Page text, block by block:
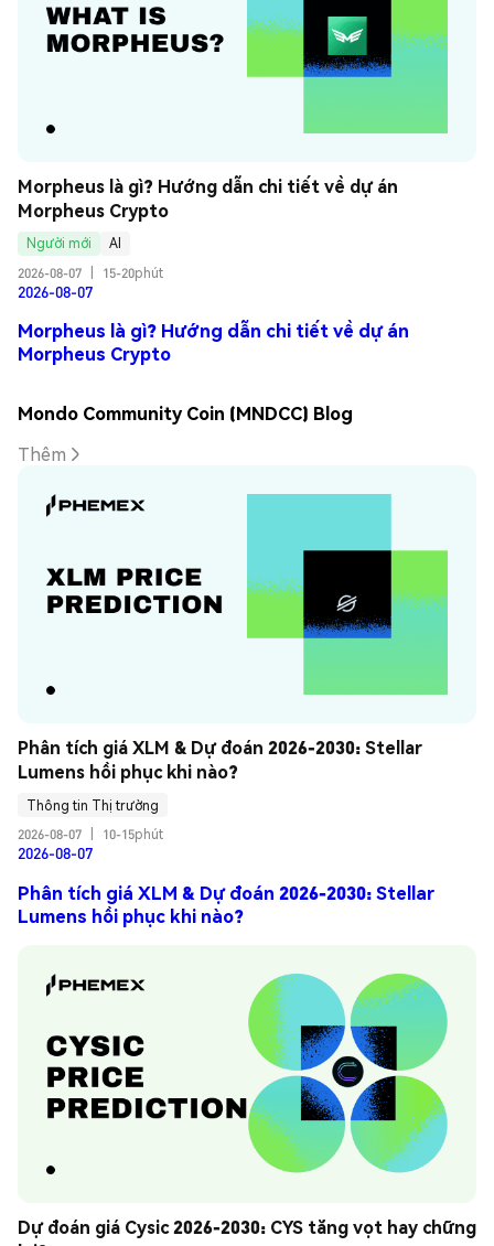
Morpheus là gì? Hướng dẫn chi tiết về dự án
Morpheus Crypto
Người mới
AI
2026-08-07
15-20phút
2026-08-07
Morpheus là gì? Hướng dẫn chi tiết về dự án
Morpheus Crypto
Mondo Community Coin (MNDCC) Blog
Thêm
Phân tích giá XLM & Dự đoán 2026-2030: Stellar
Lumens hồi phục khi nào?
Thông tin Thị trường
2026-08-07
10-15phút
2026-08-07
Phân tích giá XLM & Dự đoán 2026-2030: Stellar
Lumens hồi phục khi nào?
Dự đoán giá Cysic 2026-2030: CYS tăng vọt hay chững